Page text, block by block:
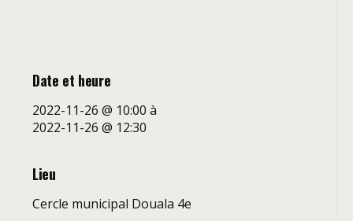
Date et heure
2022-11-26 @ 10:00 à
2022-11-26 @ 12:30
Lieu
Cercle municipal Douala 4e